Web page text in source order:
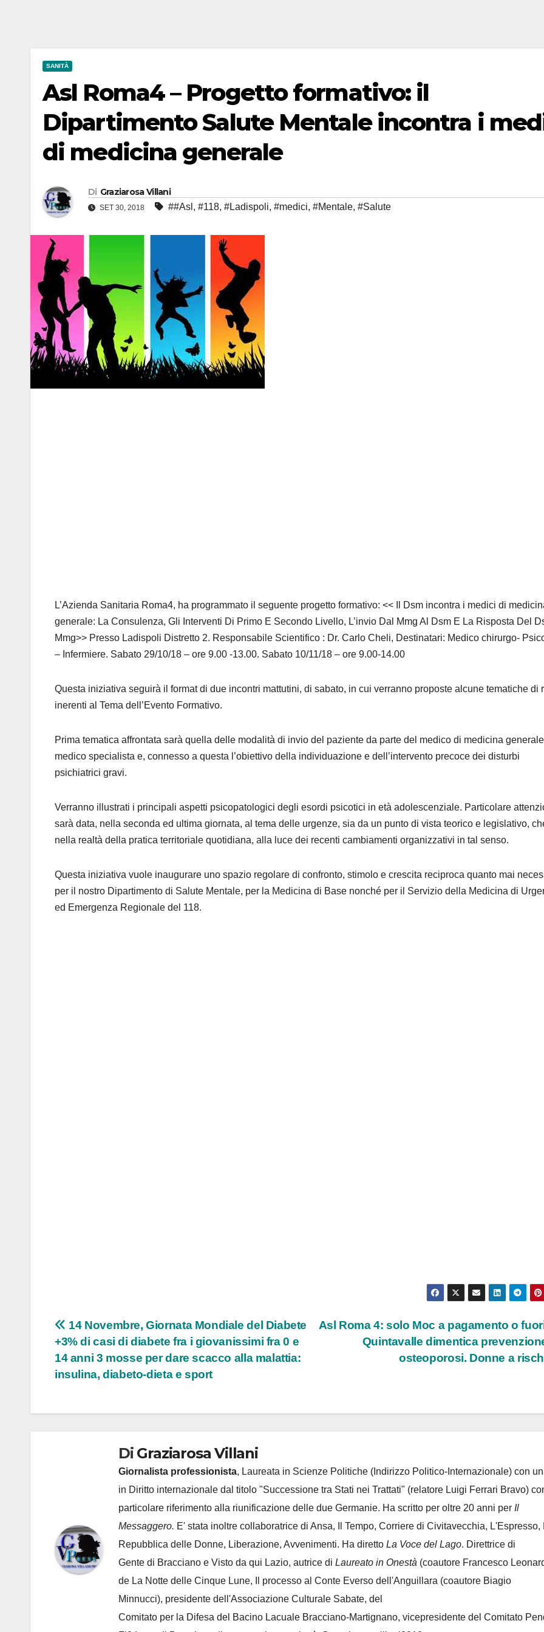
SANITÀ
Asl Roma4 – Progetto formativo: il
Dipartimento Salute Mentale incontra i
di medicina generale
Di Graziarosa Villani
SET 30, 2018 ##Asl , #118, #Ladispoli, #medici, #Mentale, #Salute
L’Azienda Sanitaria Roma4, ha programmato il seguente progetto formativo: << Il Dsm incontra i medici di
generale: La Consulenza, Gli Interventi Di Primo E Secondo Livello, L’invio Dal Mmg Al Dsm E La Risposta Del
Mmg>> Presso Ladispoli Distretto 2. Responsabile Scientifico : Dr. Carlo Cheli, Destinatari: Medico chirurgo-
– Infermiere. Sabato 29/10/18 – ore 9.00 -13.00. Sabato 10/11/18 – ore 9.00-14.00
Questa iniziativa seguirà il format di due incontri mattutini, di sabato, in cui verranno proposte alcune tematiche di
inerenti al Tema dell’Evento Formativo.
Prima tematica affrontata sarà quella delle modalità di invio del paziente da parte del medico di medicina generale
medico specialista e, connesso a questa l’obiettivo della individuazione e dell’intervento precoce dei disturbi
psichiatrici gravi.
Verranno illustrati i principali aspetti psicopatologici degli esordi psicotici in età adolescenziale. Particolare
sarà data, nella seconda ed ultima giornata, al tema delle urgenze, sia da un punto di vista teorico e legislativo,
nella realtà della pratica territoriale quotidiana, alla luce dei recenti cambiamenti organizzativi in tal senso.
Questa iniziativa vuole inaugurare uno spazio regolare di confronto, stimolo e crescita reciproca quanto mai
per il nostro Dipartimento di Salute Mentale, per la Medicina di Base nonché per il Servizio della Medicina di
ed Emergenza Regionale del 118.
Navigazione
articoli
Asl Roma 4: solo Moc a pagamento o
Quintavalle dimentica
osteoporosi. Donne a
14 Novembre, Giornata Mondiale del Diabete
+3% di casi di diabete fra i giovanissimi fra 0 e
14 anni 3 mosse per dare scacco alla malattia:
insulina, diabeto-dieta e sport
Di Graziarosa Villani
Giornalista professionista, Laureata in Scienze Politiche (Indirizzo Politico-Internazionale) con
in Diritto internazionale dal titolo "Successione tra Stati nei Trattati" (relatore Luigi Ferrari Bravo)
particolare riferimento alla riunificazione delle due Germanie. Ha scritto per oltre 20 anni per Il
Messaggero. E' stata inoltre collaboratrice di Ansa, Il Tempo, Corriere di Civitavecchia, L'Espresso,
Repubblica delle Donne, Liberazione, Avvenimenti. Ha diretto La Voce del Lago. Direttrice di
Gente di Bracciano e Visto da qui Lazio, autrice di Laureato in Onestà (coautore Francesco
de La Notte delle Cinque Lune, Il processo al Conte Everso dell'Anguillara (coautore Biagio
Minnucci), presidente dell'Associazione Culturale Sabate, del
Comitato per la Difesa del Bacino Lacuale Bracciano-Martignano, vicepresidente del Comitato